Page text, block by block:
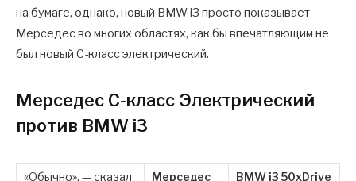
на бумаге, однако, новый BMW i3 просто показывает
Мерседес во многих областях, как бы впечатляющим не
был новый C-класс электрический.
Мерседес C-класс Электрический
против BMW i3
«Обычно», — сказал
Мерседес
BMW i3 50xDrive